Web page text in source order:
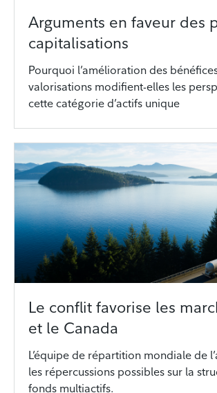
Arguments en faveur des
capitalisations
Pourquoi l’amélioration des
valorisations modifient-elles les
cette catégorie d’actifs unique
Le conflit favorise les
et le Canada
L’équipe de répartition mondiale de
les répercussions possibles sur la
fonds multiactifs.